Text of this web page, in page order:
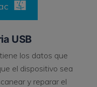
USB
los datos que
el dispositivo sea
y reparar el